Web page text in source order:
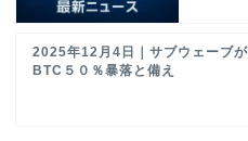
2025年12月4日｜サブウェーブ
BTC５０％暴落と備え